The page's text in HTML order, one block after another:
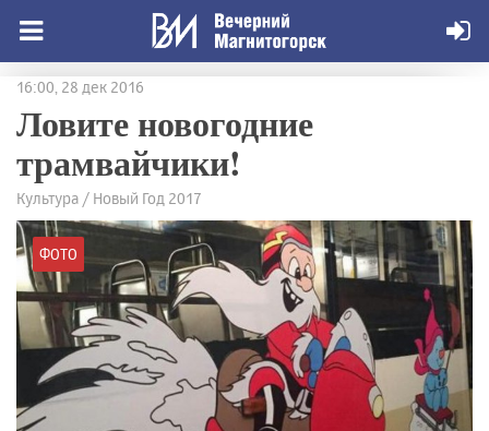
16:00, 28 дек 2016
Ловите новогодние
трамвайчики!
Культура / Новый Год 2017
ФОТО